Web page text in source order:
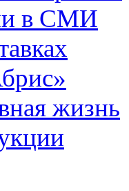
в СМИ
жизнь